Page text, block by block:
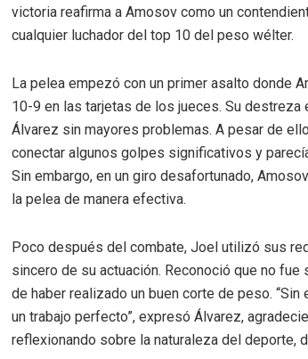
victoria reafirma a Amosov como un
cualquier luchador del top 10 del peso wélter.
La pelea empezó con un primer asalto donde
10-9 en las tarjetas de los jueces. Su
Álvarez sin mayores problemas. A pesar de
conectar algunos golpes significativos y
Sin embargo, en un giro desafortunado,
la pelea de manera efectiva.
Poco después del combate, Joel utilizó sus
sincero de su actuación. Reconoció que no fue
de haber realizado un buen corte de peso.
un trabajo perfecto”, expresó Álvarez,
reflexionando sobre la naturaleza del deporte,